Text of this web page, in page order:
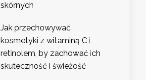
skórnych
Jak przechowywać
kosmetyki z witaminą C i
retinolem, by zachować ich
skuteczność i świeżość